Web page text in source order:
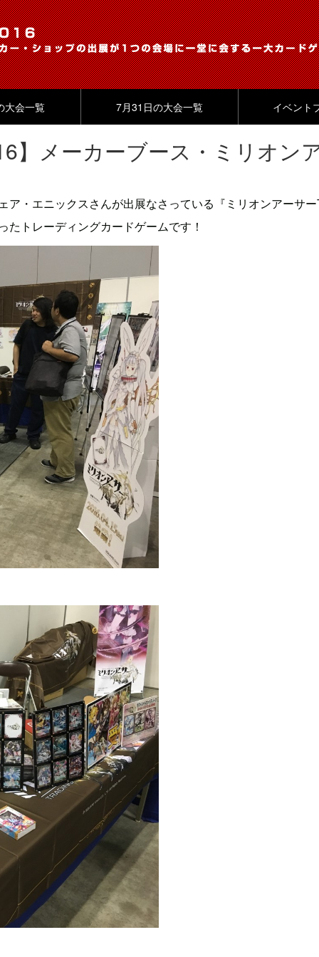
大会一覧 7月31日の大会一覧 イベント
】メーカーブース・ミリオン
ア・エニックスさんが出展なさっている『ミリオンアーサ
トレーディングカードゲームです！